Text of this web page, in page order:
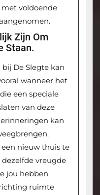
voldoende
Zijn Om
Staan.
De Slegte kan
wanneer het
een speciale
van deze
kan
nieuw thuis te
vreugde
jou hebben
ruimte